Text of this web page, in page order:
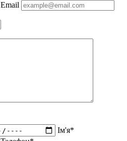
Email
Ім'я*